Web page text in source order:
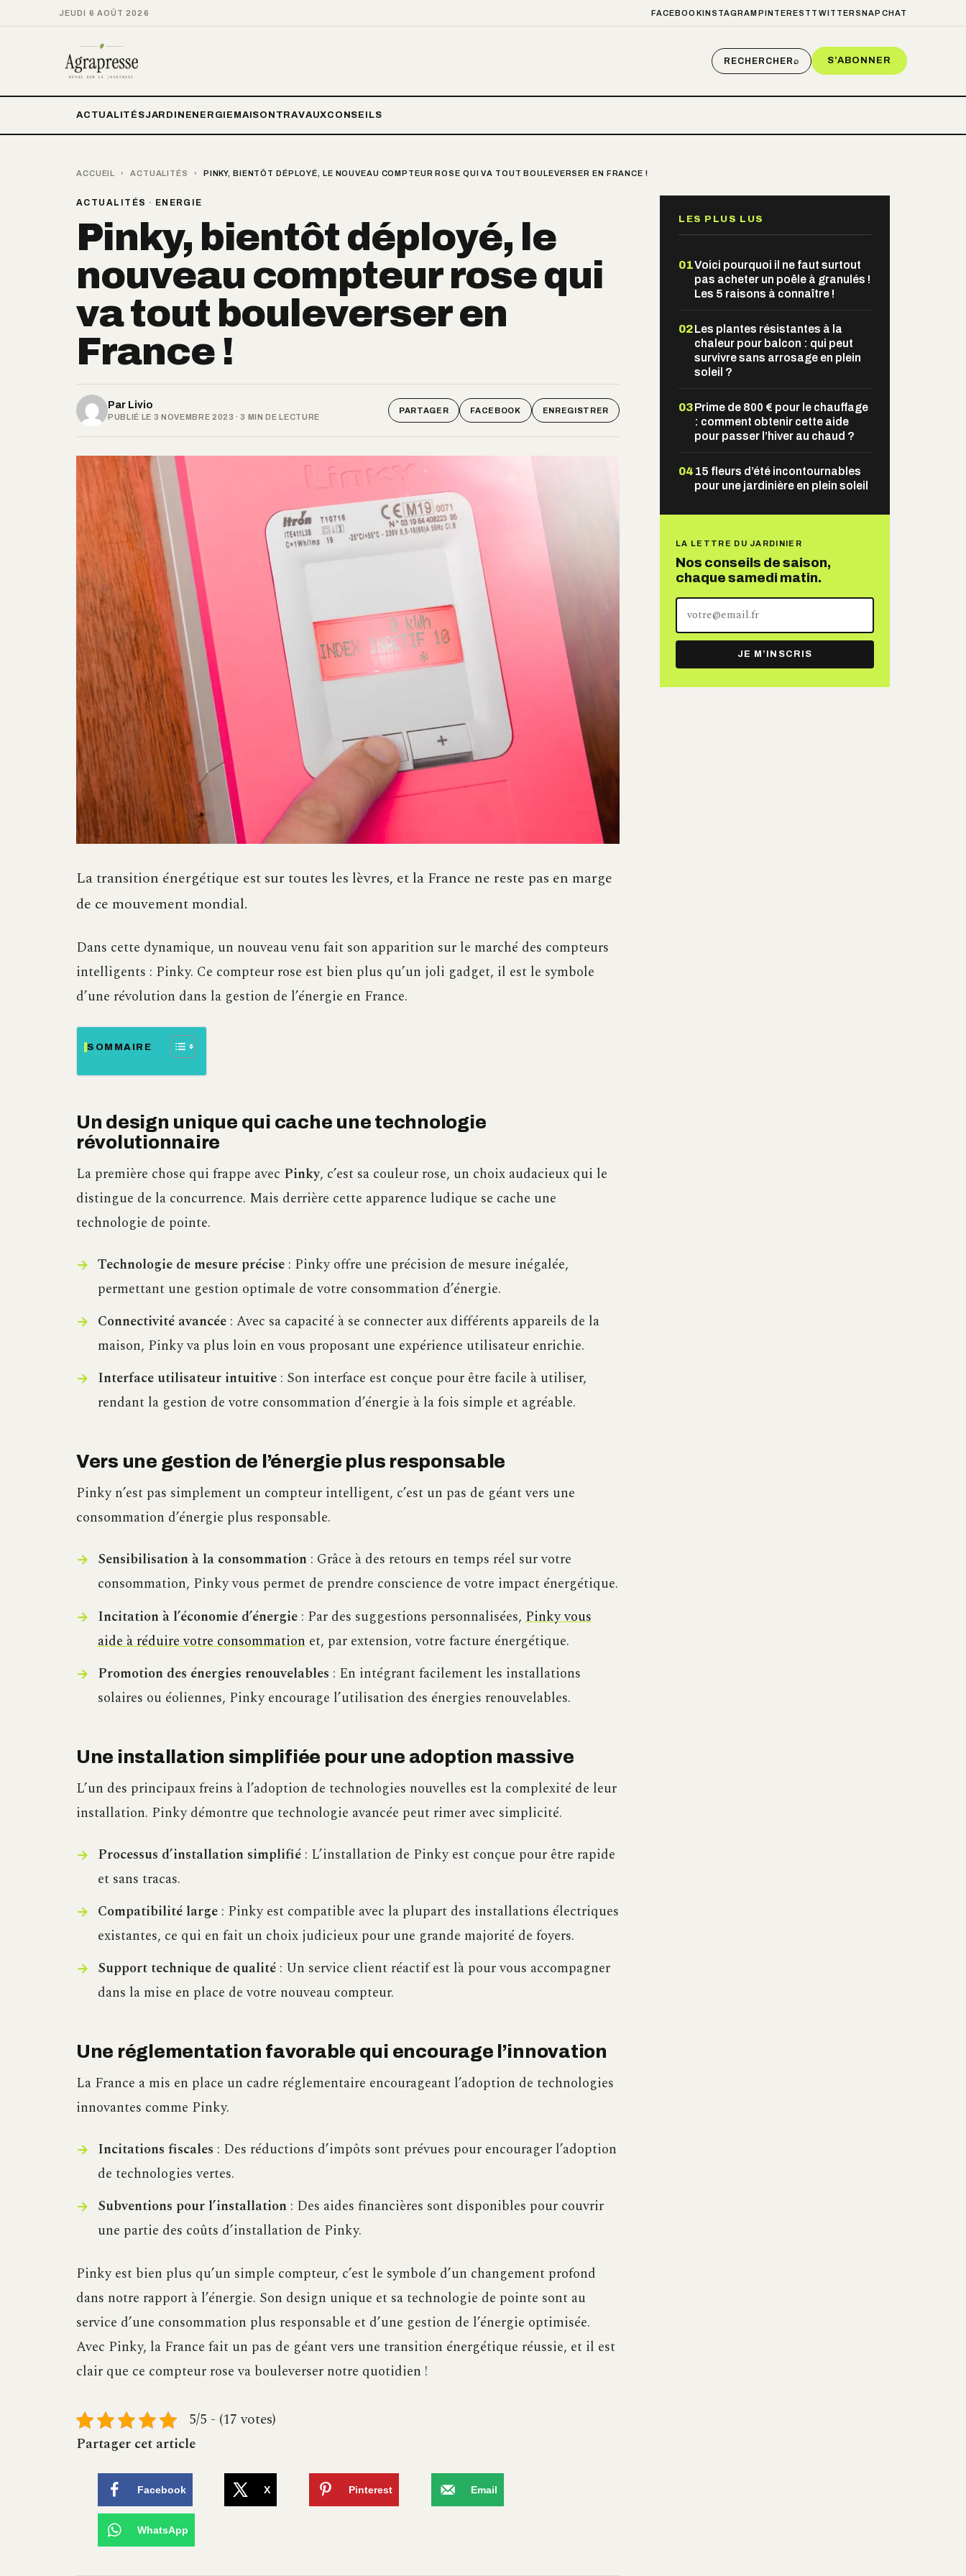
JEUDI 6 AOÛT 2026 FACEBOOKINSTAGRAM PINTEREST TWITTER SNAPCHAT
RECHERCHER⌕ S’ABONNER
ACTUALITÉSJARDIN ENERGIE MAISON TRAVAUXCONSEILS
ACCUEIL › ACTUALITÉS › PINKY, BIENTÔT DÉPLOYÉ, LE NOUVEAU COMPTEUR ROSE QUI VA TOUT BOULEVERSER EN FRANCE !
ACTUALITÉS · ENERGIE
Pinky, bientôt déployé, le
nouveau compteur rose qui
va tout bouleverser en
France !
Par Livio
PUBLIÉ LE 3 NOVEMBRE 2023 · 3 MIN DE LECTURE
PARTAGER FACEBOOK ENREGISTRER
La transition énergétique est sur toutes les lèvres, et la France ne reste pas en marge
de ce mouvement mondial.
Dans cette dynamique, un nouveau venu fait son apparition sur le marché des compteurs
intelligents : Pinky. Ce compteur rose est bien plus qu’un joli gadget, il est le symbole
d’une révolution dans la gestion de l’énergie en France.
SOMMAIRE
Un design unique qui cache une technologie
révolutionnaire
La première chose qui frappe avec Pinky, c’est sa couleur rose, un choix audacieux qui le
distingue de la concurrence. Mais derrière cette apparence ludique se cache une
technologie de pointe.
Technologie de mesure précise: Pinky offre une précision de mesure inégalée,
permettant une gestion optimale de votre consommation d’énergie.
Connectivité avancée: Avec sa capacité à se connecter aux différents appareils de la
maison, Pinky va plus loin en vous proposant une expérience utilisateur enrichie.
Interface utilisateur intuitive: Son interface est conçue pour être facile à utiliser,
rendant la gestion de votre consommation d’énergie à la fois simple et agréable.
Vers une gestion de l’énergie plus responsable
Pinky n’est pas simplement un compteur intelligent, c’est un pas de géant vers une
consommation d’énergie plus responsable.
Sensibilisation à la consommation: Grâce à des retours en temps réel sur votre
consommation, Pinky vous permet de prendre conscience de votre impact énergétique.
Incitation à l’économie d’énergie: Par des suggestions personnalisées,Pinky vous
aide à réduire votre consommationet, par extension, votre facture énergétique.
Promotion des énergies renouvelables : En intégrant facilement les installations
solaires ou éoliennes, Pinky encourage l’utilisation des énergies renouvelables.
Une installation simplifiée pour une adoption massive
L’un des principaux freins à l’adoption de technologies nouvelles est la complexité de leur
installation. Pinky démontre que technologie avancée peut rimer avec simplicité.
Processus d’installation simplifié: L’installation de Pinky est conçue pour être rapide
et sans tracas.
Compatibilité large: Pinky est compatible avec la plupart des installations électriques
existantes, ce qui en fait un choix judicieux pour une grande majorité de foyers.
Support technique de qualité: Un service client réactif est là pour vous accompagner
dans la mise en place de votre nouveau compteur.
Une réglementation favorable qui encourage l’innovation
La France a mis en place un cadre réglementaire encourageant l’adoption de technologies
innovantes comme Pinky.
Incitations fiscales : Des réductions d’impôts sont prévues pour encourager l’adoption
de technologies vertes.
Subventions pour l’installation: Des aides financières sont disponibles pour couvrir
une partie des coûts d’installation de Pinky.
Pinky est bien plus qu’un simple compteur, c’est le symbole d’un changement profond
dans notre rapport à l’énergie. Son design unique et sa technologie de pointe sont au
service d’une consommation plus responsable et d’une gestion de l’énergie optimisée.
Avec Pinky, la France fait un pas de géant vers une transition énergétique réussie, et il est
clair que ce compteur rose va bouleverser notre quotidien !
5/5 - (17 votes)
Partager cet article
Facebook X Pinterest Email
WhatsApp
LES PLUS LUS
01Voici pourquoi il ne faut surtout
pas acheter un poêle à granulés !
Les 5 raisons à connaître !
02Les plantes résistantes à la
chaleur pour balcon : qui peut
survivre sans arrosage en plein
soleil ?
03Prime de 800 € pour le chauffage
: comment obtenir cette aide
pour passer l’hiver au chaud ?
04 15 fleurs d’été incontournables
pour une jardinière en plein soleil
LA LETTRE DU JARDINIER
Nos conseils de saison,
chaque samedi matin.
adresse
mail
JE M’INSCRIS